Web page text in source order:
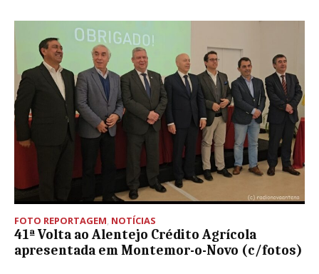
FOTO REPORTAGEM NOTÍCIAS
41ª Volta ao Alentejo Crédito Agrícola
apresentada em Montemor-o-Novo (c/fotos)